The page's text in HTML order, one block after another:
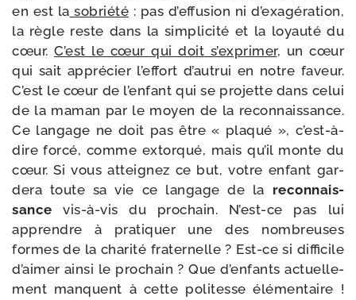
en est la sobrié­té : pas d’ef­fu­sion ni d’exa­gé­ra­tion,
la règle reste dans la sim­pli­ci­té et la loyau­té du
cœur. C’est le cœur qui doit s’ex­pri­mer, un cœur
qui sait appré­cier l’ef­fort d’au­trui en notre faveur.
C’est le cœur de l’en­fant qui se pro­jette dans celui
de la maman par le moyen de la recon­nais­sance.
Ce lan­gage ne doit pas être « pla­qué », c’est-​à-​
dire for­cé, comme extor­qué, mais qu’il monte du
cœur. Si vous attei­gnez ce but, votre enfant gar­
de­ra toute sa vie ce lan­gage de la recon­nais­
sance vis-​à-​vis du pro­chain. N’est-​ce pas lui
apprendre à pra­ti­quer une des nom­breuses
formes de la cha­ri­té fra­ter­nelle ? Est-​ce si dif­fi­cile
d’ai­mer ain­si le pro­chain ? Que d’en­fants actuel­le­
ment manquent à cette poli­tesse élé­men­taire !